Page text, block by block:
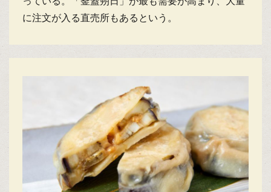
に注文が入る直売所もあるという。